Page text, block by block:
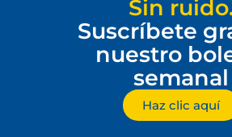
Sin
Suscríbete
nuestro
semanal
Haz clic aquí